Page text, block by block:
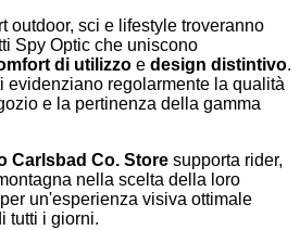
outdoor, sci e lifestyle troveranno
Spy Optic che uniscono
di utilizzo e design distintivo.
evidenziano regolarmente la qualità
e la pertinenza della gamma
Carlsbad Co. Store supporta rider,
nella scelta della loro
un'esperienza visiva ottimale
tutti i giorni.